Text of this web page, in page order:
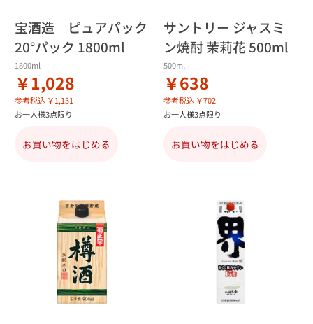
宝酒造 ピュアパック
20°パック 1800ml
1800ml
￥1,028
参考税込 ￥1,131
お一人様3点限り
お買い物をはじめる
サントリー ジャスミ
ン焼酎 茉莉花 500ml
500ml
￥638
参考税込 ￥702
お一人様3点限り
お買い物をはじめる